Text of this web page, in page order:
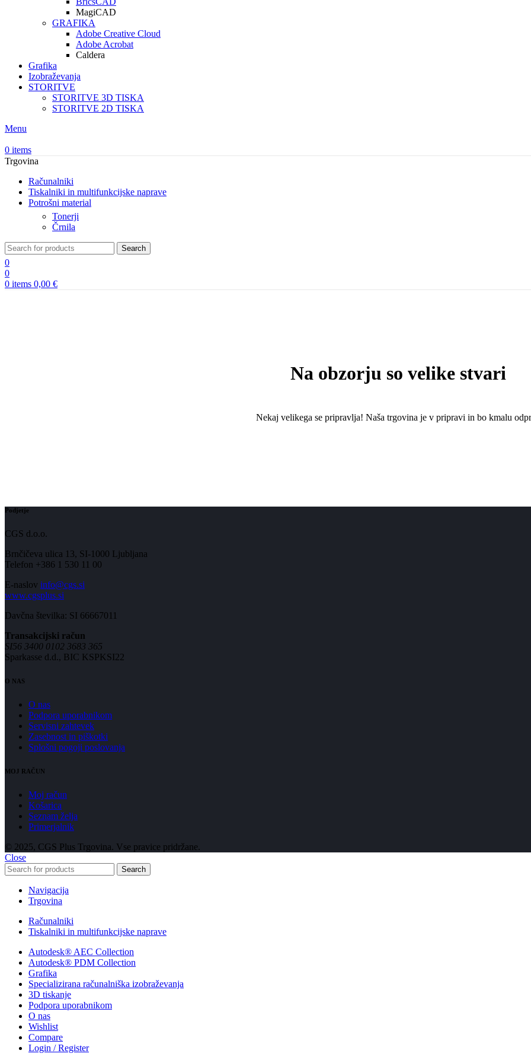
MagiCAD
GRAFIKA
Adobe Creative Cloud
Adobe Acrobat
Caldera
Grafika
Izobraževanja
STORITVE
STORITVE 3D TISKA
STORITVE 2D TISKA
Menu
0 items
Trgovina
Računalniki
Tiskalniki in multifunkcijske naprave
Potrošni material
Tonerji
Črnila
Search
0
0
0 items 0,00 €
Na obzorju so velike stvari
Nekaj ​​velikega se pripravlja! Naša trgovina je v pripravi in ​​bo kmalu
Podjetje
CGS d.o.o.
Brnčičeva ulica 13, SI-1000 Ljubljana
Telefon +386 1 530 11 00
E-naslov info@cgs.si
www.cgsplus.si
Davčna številka: SI 66667011
Transakcijski račun
SI56 3400 0102 3683 365
Sparkasse d.d., BIC KSPKSI22
O NAS
O nas
Podpora uporabnikom
Servisni zahtevek
Zasebnost in piškotki
Splošni pogoji poslovanja
MOJ RAČUN
Moj račun
Košarica
Seznam želja
Primerjalnik
© 2025, CGS Plus Trgovina. Vse pravice pridržane.
Close
Search
Navigacija
Trgovina
Računalniki
Tiskalniki in multifunkcijske naprave
Autodesk® AEC Collection
Autodesk® PDM Collection
Grafika
Specializirana računalniška izobraževanja
3D tiskanje
Podpora uporabnikom
O nas
Wishlist
Compare
Login / Register